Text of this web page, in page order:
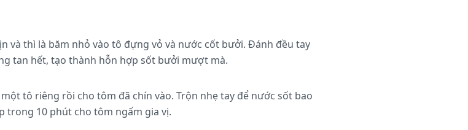
và thì là băm nhỏ vào tô đựng vỏ và nước cốt bưởi. Đánh đều tay
tan hết, tạo thành hỗn hợp sốt bưởi mượt mà.
tô riêng rồi cho tôm đã chín vào. Trộn nhẹ tay để nước sốt bao
trong 10 phút cho tôm ngấm gia vị.